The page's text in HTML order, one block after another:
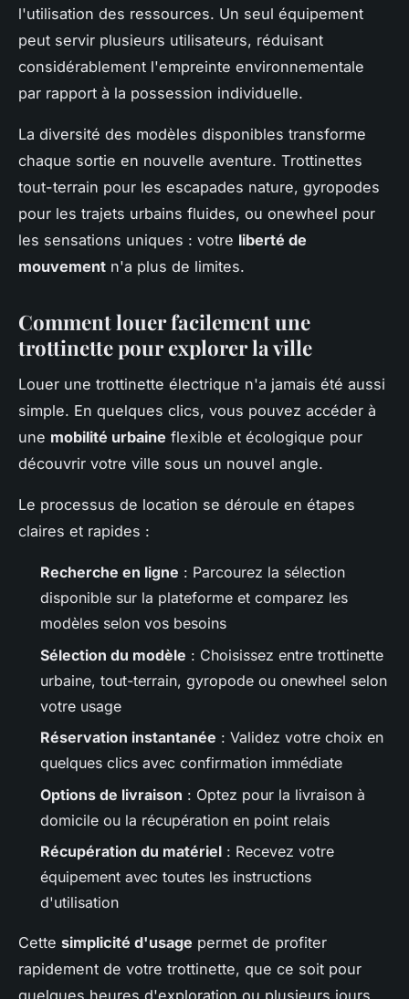
l'utilisation des ressources. Un seul équipement
peut servir plusieurs utilisateurs, réduisant
considérablement l'empreinte environnementale
par rapport à la possession individuelle.
La diversité des modèles disponibles transforme
chaque sortie en nouvelle aventure. Trottinettes
tout-terrain pour les escapades nature, gyropodes
pour les trajets urbains fluides, ou onewheel pour
les sensations uniques : votre liberté de
mouvement n'a plus de limites.
Comment louer facilement une
trottinette pour explorer la ville
Louer une trottinette électrique n'a jamais été aussi
simple. En quelques clics, vous pouvez accéder à
une mobilité urbaine flexible et écologique pour
découvrir votre ville sous un nouvel angle.
Le processus de location se déroule en étapes
claires et rapides :
Recherche en ligne : Parcourez la sélection
disponible sur la plateforme et comparez les
modèles selon vos besoins
Sélection du modèle : Choisissez entre trottinette
urbaine, tout-terrain, gyropode ou onewheel selon
votre usage
Réservation instantanée : Validez votre choix en
quelques clics avec confirmation immédiate
Options de livraison : Optez pour la livraison à
domicile ou la récupération en point relais
Récupération du matériel : Recevez votre
équipement avec toutes les instructions
d'utilisation
Cette simplicité d'usage permet de profiter
rapidement de votre trottinette, que ce soit pour
quelques heures d'exploration ou plusieurs jours